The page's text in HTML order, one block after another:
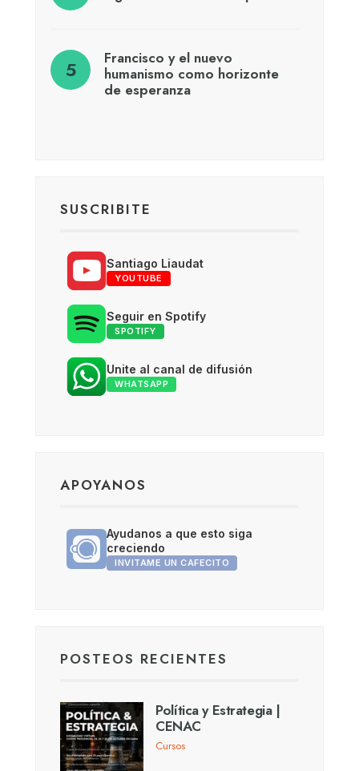
Francisco y el nuevo
humanismo como horizonte
de esperanza
SUSCRIBITE
Santiago Liaudat
YOUTUBE
Seguir en Spotify
SPOTIFY
Unite al canal de difusión
WHATSAPP
APOYANOS
Ayudanos a que esto siga
creciendo
INVITAME UN CAFECITO
POSTEOS RECIENTES
Política y Estrategia |
CENAC
Cursos